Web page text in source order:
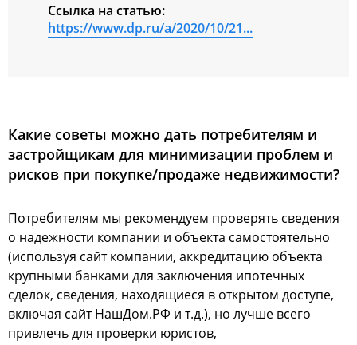
Ссылка на статью:
https://www.dp.ru/a/2020/10/21...
Какие советы можно дать потребителям и
застройщикам для минимизации проблем и
рисков при покупке/продаже недвижимости?
Потребителям мы рекомендуем проверять сведения
о надежности компании и объекта самостоятельно
(используя сайт компании, аккредитацию объекта
крупными банками для заключения ипотечных
сделок, сведения, находящиеся в открытом доступе,
включая сайт НашДом.РФ и т.д.), но лучше всего
привлечь для проверки юристов,